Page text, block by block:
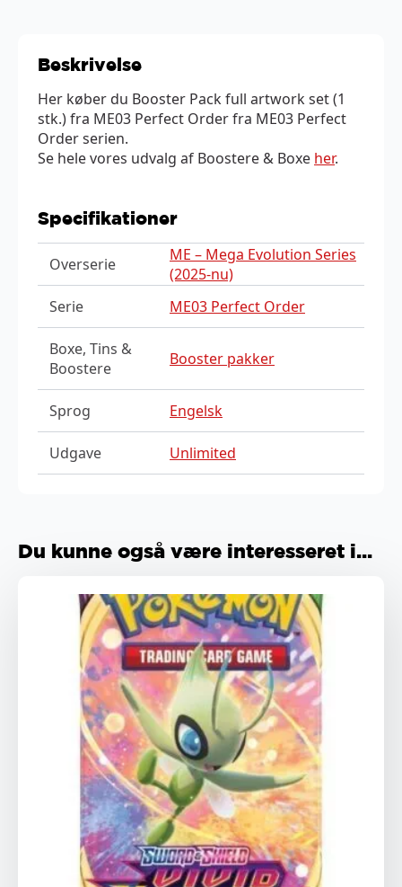
Beskrivelse
Her køber du Booster Pack full artwork set (1
stk.) fra ME03 Perfect Order fra ME03 Perfect
Order serien.
Se hele vores udvalg af Boostere & Boxe her.
Specifikationer
Overserie
ME – Mega Evolution Series
(2025-nu)
Serie
ME03 Perfect Order
Boxe, Tins &
Boostere
Booster pakker
Sprog Engelsk
Udgave Unlimited
Du kunne også være interesseret i...